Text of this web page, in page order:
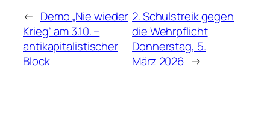
← Demo „Nie wieder
Krieg“ am 3.10. –
antikapitalistischer
Block
2. Schulstreik gegen
die Wehrpflicht
Donnerstag, 5.
März 2026 →